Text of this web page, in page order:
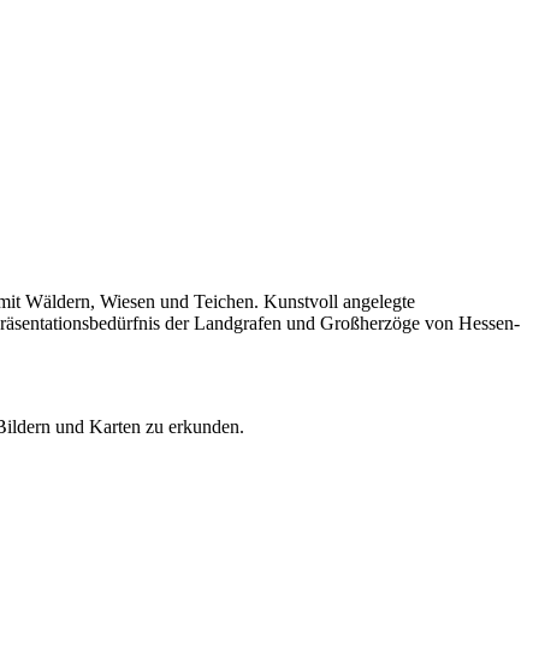
Wäldern, Wiesen und Teichen. Kunstvoll angelegte
der Landgrafen und Großherzöge von Hessen-
und Karten zu erkunden.